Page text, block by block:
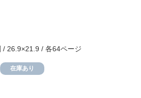
/ 26.9×21.9 / 各64ページ
在庫あり